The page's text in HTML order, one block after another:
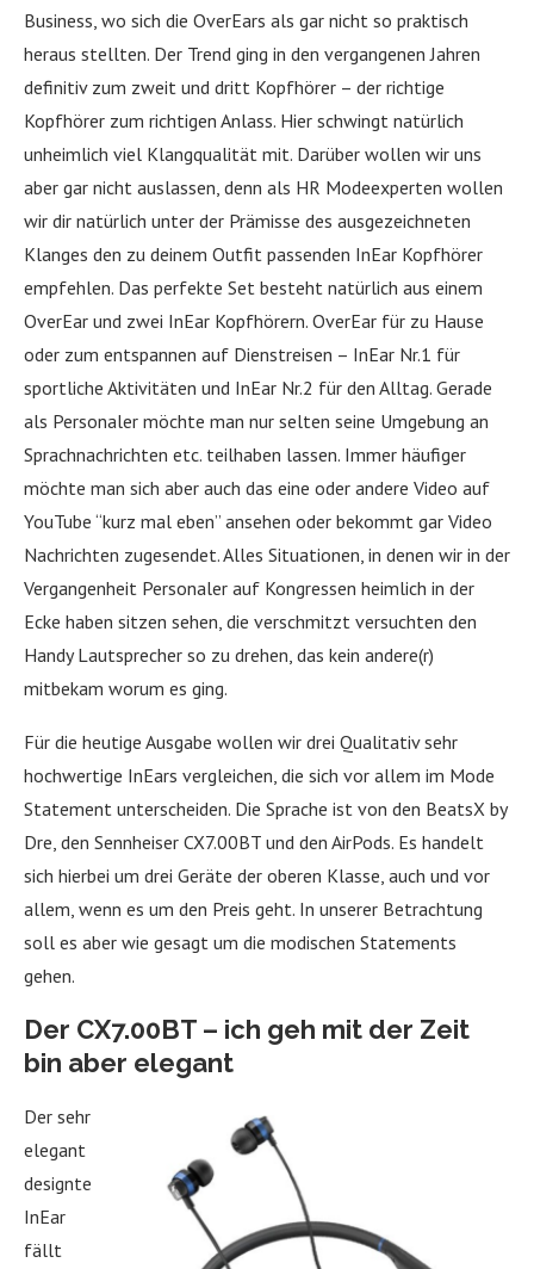
Business, wo sich die OverEars als gar nicht so praktisch
heraus stellten. Der Trend ging in den vergangenen Jahren
definitiv zum zweit und dritt Kopfhörer – der richtige
Kopfhörer zum richtigen Anlass. Hier schwingt natürlich
unheimlich viel Klangqualität mit. Darüber wollen wir uns
aber gar nicht auslassen, denn als HR Modeexperten wollen
wir dir natürlich unter der Prämisse des ausgezeichneten
Klanges den zu deinem Outfit passenden InEar Kopfhörer
empfehlen. Das perfekte Set besteht natürlich aus einem
OverEar und zwei InEar Kopfhörern. OverEar für zu Hause
oder zum entspannen auf Dienstreisen – InEar Nr.1 für
sportliche Aktivitäten und InEar Nr.2 für den Alltag. Gerade
als Personaler möchte man nur selten seine Umgebung an
Sprachnachrichten etc. teilhaben lassen. Immer häufiger
möchte man sich aber auch das eine oder andere Video auf
YouTube “kurz mal eben” ansehen oder bekommt gar Video
Nachrichten zugesendet. Alles Situationen, in denen wir in der
Vergangenheit Personaler auf Kongressen heimlich in der
Ecke haben sitzen sehen, die verschmitzt versuchten den
Handy Lautsprecher so zu drehen, das kein andere(r)
mitbekam worum es ging.
Für die heutige Ausgabe wollen wir drei Qualitativ sehr
hochwertige InEars vergleichen, die sich vor allem im Mode
Statement unterscheiden. Die Sprache ist von den BeatsX by
Dre, den Sennheiser CX7.00BT und den AirPods. Es handelt
sich hierbei um drei Geräte der oberen Klasse, auch und vor
allem, wenn es um den Preis geht. In unserer Betrachtung
soll es aber wie gesagt um die modischen Statements
gehen.
Der CX7.00BT – ich geh mit der Zeit
bin aber elegant
Der sehr
elegant
designte
InEar
fällt